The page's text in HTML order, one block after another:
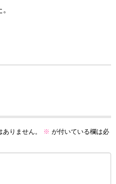
りません。 ※ が付いている欄は必